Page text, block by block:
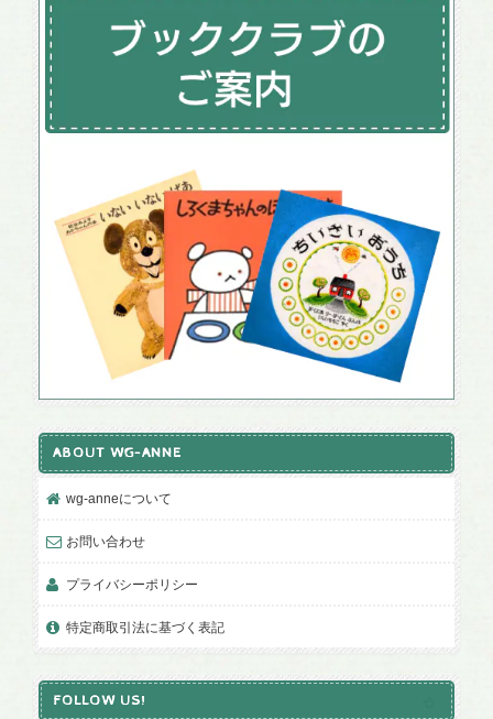
ABOUT WG-ANNE
wg-anneについて
お問い合わせ
プライバシーポリシー
特定商取引法に基づく表記
FOLLOW US!